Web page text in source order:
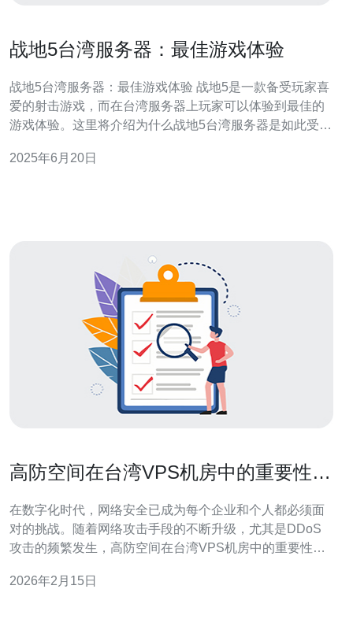
战地5台湾服务器：最佳游戏体验
战地5台湾服务器：最佳游戏体验 战地5是一款备受玩家喜
爱的射击游戏，而在台湾服务器上玩家可以体验到最佳的
游戏体验。这里将介绍为什么战地5台湾服务器是如此受欢
顺畅地进行游戏，不会出现卡顿或掉线的情况。这为玩家
2025年6月20日
高防空间在台湾VPS机房中的重要性及
在数字化时代，网络安全已成为每个企业和个人都必须面
对的挑战。随着网络攻击手段的不断升级，尤其是DDoS
攻击的频繁发生，高防空间在台湾VPS机房中的重要性显
站和应用免受攻击，还能够确保业务的持续稳定运营。在
2026年2月15日